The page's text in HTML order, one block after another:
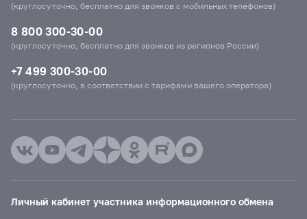
(круглосуточно, бесплатно для звонков с мобильных телефонов)
8 800 300-30-00
(круглосуточно, бесплатно для звонков из регионов России)
+7 499 300-30-00
(круглосуточно, в соответствии с тарифами вашего оператора)
Личный кабинет участника информационного обмена